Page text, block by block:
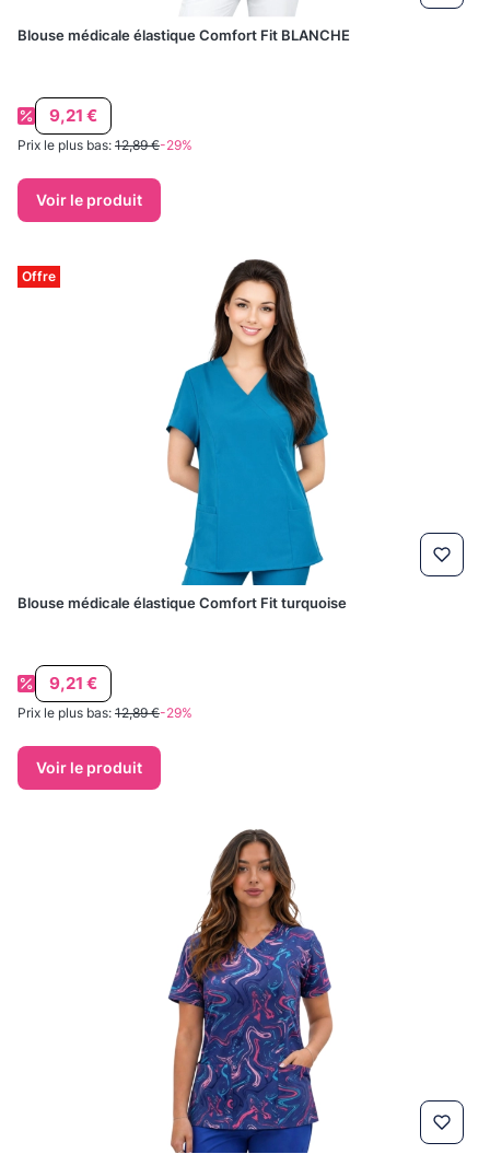
Blouse médicale élastique Comfort Fit BLANCHE
Prix promotionnel
9,21 €
Prix le plus bas: 12,89 €-29%
Voir le produit
Offre
Blouse médicale élastique Comfort Fit turquoise
Prix promotionnel
9,21 €
Prix le plus bas: 12,89 €-29%
Voir le produit